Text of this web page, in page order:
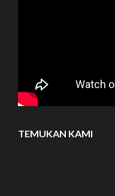
TEMUKAN KAMI